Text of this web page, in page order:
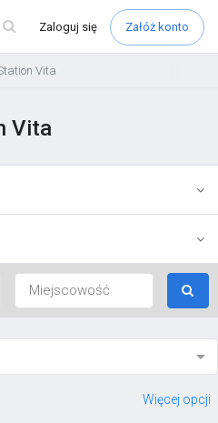
Zaloguj się Załóż konto
Vita
Vita
Więcej opcji